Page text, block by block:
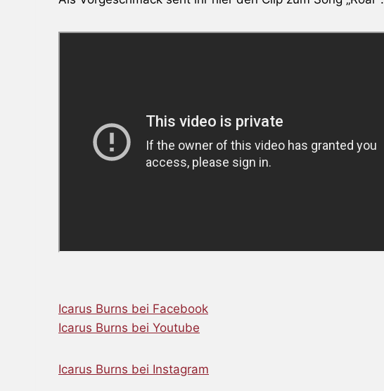
Icarus Burns bei Facebook
Icarus Burns bei Youtube
Icarus Burns bei Instagram